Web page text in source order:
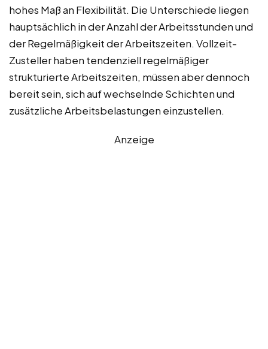
hohes Maß an Flexibilität. Die Unterschiede liegen
hauptsächlich in der Anzahl der Arbeitsstunden und
der Regelmäßigkeit der Arbeitszeiten. Vollzeit-
Zusteller haben tendenziell regelmäßiger
strukturierte Arbeitszeiten, müssen aber dennoch
bereit sein, sich auf wechselnde Schichten und
zusätzliche Arbeitsbelastungen einzustellen.
Anzeige